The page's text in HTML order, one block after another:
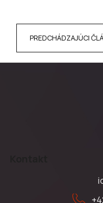
PREDCHÁDZAJÚCI